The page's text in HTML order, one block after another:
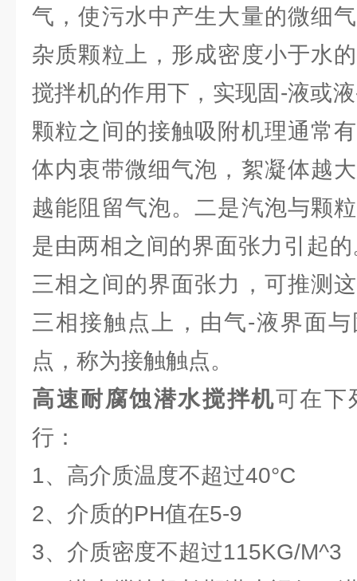
气，使污水中产生大量的微细
杂质颗粒上，形成密度小于水
搅拌机的作用下，实现固-液或
颗粒之间的接触吸附机理通常
体内衷带微细气泡，絮凝体越
越能阻留气泡。二是汽泡与颗
是由两相之间的界面张力引起
三相之间的界面张力，可推测
三相接触点上，由气-液界面
点，称为接触触点。
高速耐腐蚀潜水搅拌机可在下
行：
1、高介质温度不超过40°C
2、介质的PH值在5-9
3、介质密度不超过115KG/M^3